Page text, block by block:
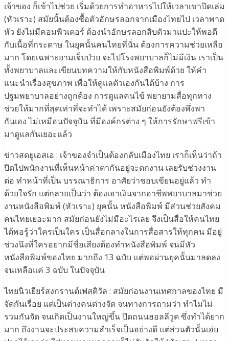
เจ้าของ ก็เข้าไปช่วย เริ่มด้วยการทำอาหารไปให้เวลาเขาปิดเล่ม
(หัวเราะ) สมัยนั้นต้องซื้อตัวอักษรลอกจากเมืองไทยไป เวลาพาด
หัว ยังไม่มีคอมพิวเตอร์ ต้องนำอักษรลอกสิบตัวมาแปะให้พอดี
กับเนื้อที่กระดาษ ในยุคนั้นคนไทยที่นั่น ต้องการความช่วยเหลือ
มาก โดยเฉพาะยามเจ็บป่วย จะไปโรงพยาบาลก็ไม่มีเงิน เราเป็น
ทั้งพยาบาลและเขียนบทความให้กับหนังสือพิมพ์ด้วย ให้คำ
แนะนำเรื่องสุขภาพ เพื่อให้ดูแลตัวเองกันได้บ้าง การ
ปฐมพยาบาลอย่างถูกต้อง การดูแลคนไข้ พยายามสื่อทุกทาง
ช่วยให้มากที่สุดเท่าที่จะทำได้ เพราะสมัยก่อนยังต้องพึ่งพา
กันเอง ไม่เหมือนปัจจุบัน ที่มีองค์กรต่าง ๆ ให้การรักษาฟรีเข้า
มาดูแลกันเยอะแล้ว
ข่าวสดยูเอสเอ : เจ้าของจำเป็นต้องกลับเมืองไทย เราก็เห็นว่าถ้า
ปิดไปพนักงานที่เห็นหน้าค่าตากันอยู่จะตกงาน เลยรับช่วงงาน
ต่อ ทำหน้าที่เป็น บรรณาธิการ อาศัยว่าชอบเขียนอยู่แล้ว ทำ
ด้วยใจรัก แต่กลายเป็นว่า ต้องเอาเงินจากอาชีพพยาบาลมาช่วย
งานหนังสือพิมพ์ (หัวเราะ) ยุคนั้น หนังสือพิมพ์ มีส่วนช่วยสังคม
คนไทยเยอะมาก สมัยก่อนยังไม่มีอะไรเลย จึงเป็นสื่อให้คนไทย
ได้พอรู้ว่าใครเป็นใคร เป็นสื่อกลางในการสื่อสารให้ทุกคน มีอยู่
ช่วงนึงที่ใครอยากมีชื่อเสียงต้องทำหนังสือพิมพ์ จนมีหัว
หนังสือพิมพ์ของไทย มากถึง 13 ฉบับ แต่พอผ่านยุคนั้นมาลดลง
จนเหลือแค่ 3 ฉบับ ในปัจจุบัน
ไทยนิวเยียร์สงกรานต์เฟสติวัล : สมัยก่อนงานเทศกาลของไทย มี
จัดกันเรื่อย แต่เป็นต่างคนต่างจัด จนทางการถามว่า ทำไมไม่
รวมกันจัด จนเกิดเป็นงานใหญ่ขึ้น ปิดถนนฮอลลีวูด ซึ่งทำได้ยาก
มาก ถึงงานจะประสบความสำเร็จเป็นอย่างดี แต่ส่วนตัวนั้นเอ่ย